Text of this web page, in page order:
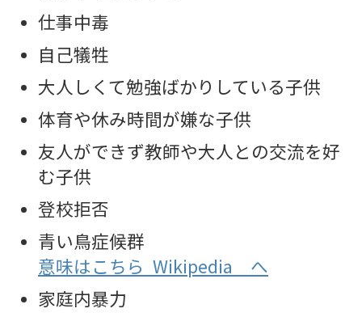
仕事中毒
自己犠牲
大人しくて勉強ばかりしている子供
体育や休み時間が嫌な子供
友人ができず教師や大人との交流を好
む子供
登校拒否
青い鳥症候群
意味はこちら Wikipedia へ
家庭内暴力